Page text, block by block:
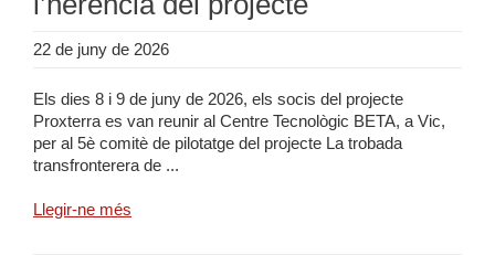
22 de juny de 2026
Els dies 8 i 9 de juny de 2026, els socis del projecte
Proxterra es van reunir al Centre Tecnològic BETA, a Vic,
per al 5è comitè de pilotatge del projecte La trobada
transfronterera de ...
Llegir-ne més